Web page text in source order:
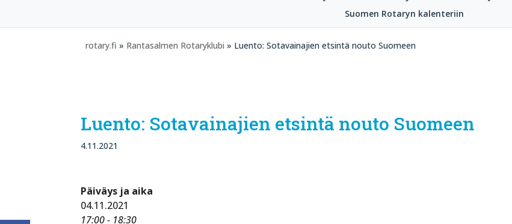
Suomen Rotaryn kalenteriin
rotary.fi » Rantasalmen Rotaryklubi » Luento: Sotavainajien etsintä nouto Suomeen
Luento: Sotavainajien etsintä nouto Suomeen
4.11.2021
Päiväys ja aika
04.11.2021
17:00 - 18:30